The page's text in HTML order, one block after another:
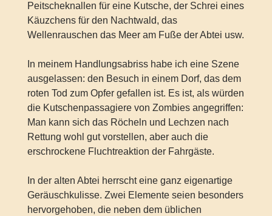
Peitscheknallen für eine Kutsche, der Schrei eines
Käuzchens für den Nachtwald, das
Wellenrauschen das Meer am Fuße der Abtei usw.
In meinem Handlungsabriss habe ich eine Szene
ausgelassen: den Besuch in einem Dorf, das dem
roten Tod zum Opfer gefallen ist. Es ist, als würden
die Kutschenpassagiere von Zombies angegriffen:
Man kann sich das Röcheln und Lechzen nach
Rettung wohl gut vorstellen, aber auch die
erschrockene Fluchtreaktion der Fahrgäste.
In der alten Abtei herrscht eine ganz eigenartige
Geräuschkulisse. Zwei Elemente seien besonders
hervorgehoben, die neben dem üblichen